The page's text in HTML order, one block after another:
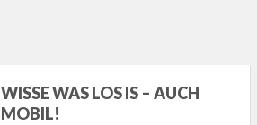
WISSE WAS LOS IS – AUCH
MOBIL!